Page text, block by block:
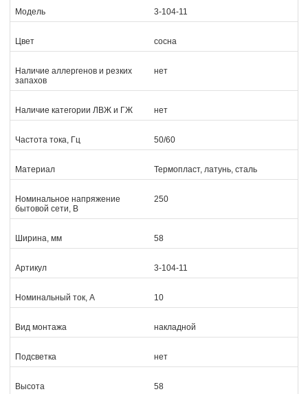
Модель 3-104-11
Цвет сосна
Наличие аллергенов и резких
запахов
нет
Наличие категории ЛВЖ и ГЖ нет
Частота тока, Гц 50/60
Материал Термопласт, латунь, сталь
Номинальное напряжение
бытовой сети, В
250
Ширина, мм 58
Артикул 3-104-11
Номинальный ток, А 10
Вид монтажа накладной
Подсветка нет
Высота 58